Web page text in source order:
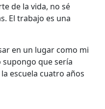
de la vida, no sé
El trabajo es una
en un lugar como mi
que sería
escuela cuatro años